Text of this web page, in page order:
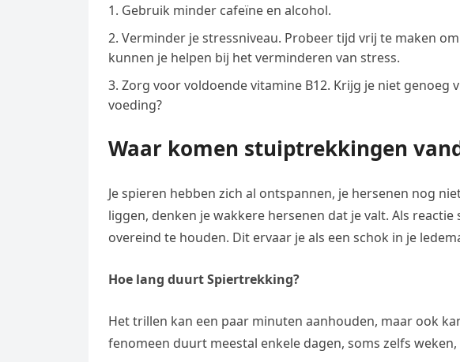
Gebruik minder cafeïne en alcohol.
Verminder je stressniveau. Probeer tijd vrij te maken
kunnen je helpen bij het verminderen van stress.
Zorg voor voldoende vitamine B12. Krijg je niet genoeg
voeding?
Waar komen stuiptrekkingen
Je spieren hebben zich al ontspannen, je hersenen nog
liggen, denken je wakkere hersenen dat je valt. Als
overeind te houden. Dit ervaar je als een schok in je
Hoe lang duurt Spiertrekking?
Het trillen kan een paar minuten aanhouden, maar ook
fenomeen duurt meestal enkele dagen, soms zelfs